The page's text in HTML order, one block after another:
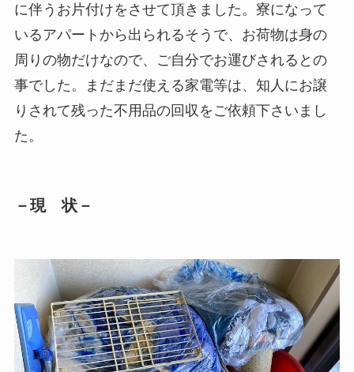
に伴うお片付けをさせて頂きました。寮になって
いるアパートから出られるそうで、お荷物は身の
周りの物だけなので、ご自分でお運びされるとの
事でした。まだまだ使える家電等は、知人にお譲
りされて残った不用品の回収をご依頼下さいまし
た。
－現 状－